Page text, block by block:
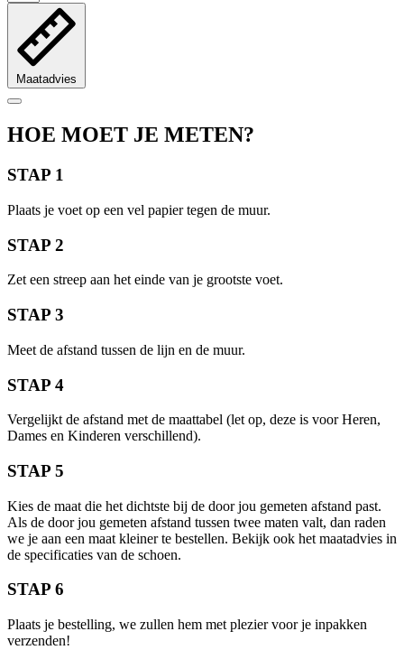
Maatadvies
HOE MOET JE METEN?
STAP 1
Plaats je voet op een vel papier tegen de muur.
STAP 2
Zet een streep aan het einde van je grootste voet.
STAP 3
Meet de afstand tussen de lijn en de muur.
STAP 4
Vergelijkt de afstand met de maattabel (let op, deze is voor Heren,
Dames en Kinderen verschillend).
STAP 5
Kies de maat die het dichtste bij de door jou gemeten afstand past.
Als de door jou gemeten afstand tussen twee maten valt, dan raden
we je aan een maat kleiner te bestellen. Bekijk ook het maatadvies in
de specificaties van de schoen.
STAP 6
Plaats je bestelling, we zullen hem met plezier voor je inpakken
verzenden!